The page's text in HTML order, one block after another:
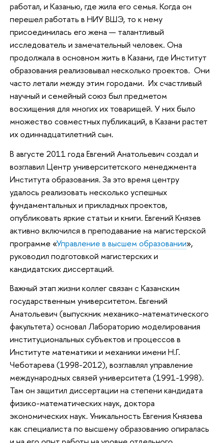
работал, и Казанью, где жила его семья. Когда он
перешел работать в НИУ ВШЭ, то к нему
присоединилась его жена — талантливый
исследователь и замечательный человек. Она
продолжала в основном жить в Казани, где Институт
образования реализовывал несколько проектов. Они
часто летали между этим городами. Их счастливый
научный и семейный союз был предметом
восхищения для многих их товарищей. У них было
множество совместных публикаций, в Казани растет
их одиннадцатилетний сын.
В августе 2011 года Евгений Анатольевич создал и
возглавил Центр университетского менеджмента
Института образования. За это время центру
удалось реализовать несколько успешных
фундаментальных и прикладных проектов,
опубликовать яркие статьи и книги. Евгений Князев
активно включился в преподавание на магистерской
программе «Управление в высшем образовании»,
руководил подготовкой магистерских и
кандидатских диссертаций.
Важный этап жизни коллег связан с Казанским
государственным университетом. Евгений
Анатольевич (выпускник механико-математического
факультета) основал Лабораторию моделирования
институциональных субъектов и процессов в
Институте математики и механики имени Н.Г.
Чеботарева (1998-2012), возглавлял управление
международных связей университета (1991-1998).
Там он защитил диссертации на степени кандидата
физико-математических наук, доктора
экономических наук. Уникальность Евгения Князева
как специалиста по высшему образованию опиралась